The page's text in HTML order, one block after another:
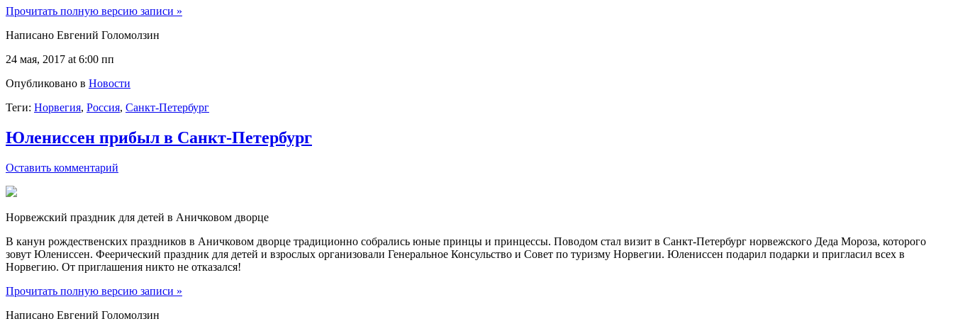
Прочитать полную версию записи »
Написано Евгений Голомолзин
24 мая, 2017 at 6:00 пп
Опубликовано в Новости
Теги: Норвегия, Россия, Санкт-Петербург
Юлениссен прибыл в Санкт-Петербург
Оставить комментарий
Норвежский праздник для детей в Аничковом дворце
В канун рождественских праздников в Аничковом дворце традиционно собрались юные принцы и принцессы. Поводом стал визит в Санкт-Петербург норвежского Деда Мороза, которого
зовут Юлениссен. Феерический праздник для детей и взрослых организовали Генеральное Консульство и Совет по туризму Норвегии. Юлениссен подарил подарки и пригласил всех в
Норвегию. От приглашения никто не отказался!
Прочитать полную версию записи »
Написано Евгений Голомолзин